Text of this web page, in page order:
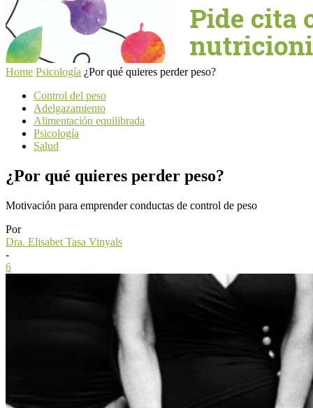
Home Psicología ¿Por qué quieres perder peso?
Control del peso
Adelgazamiento
Alimentación equilibrada
Psicología
Salud
¿Por qué quieres perder peso?
Motivación para emprender conductas de control de peso
Por
Dra. Elisabet Tasa Vinyals
-
6